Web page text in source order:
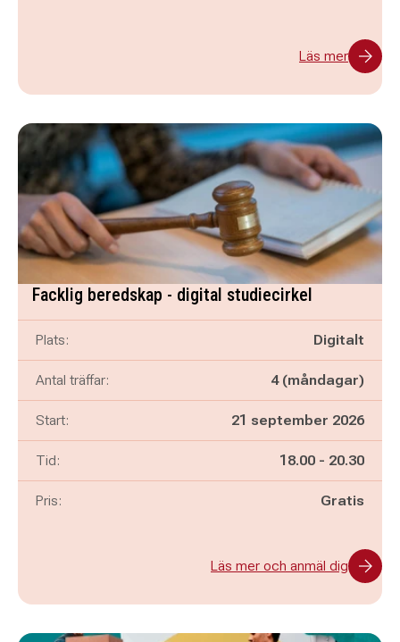
Läs mer
Facklig beredskap - digital studiecirkel
Plats: Digitalt
Antal träffar: 4 (måndagar)
Start: 21 september 2026
Tid: Pågår mellan
18.00 - och
20.30
Pris: Gratis
Läs mer och anmäl dig